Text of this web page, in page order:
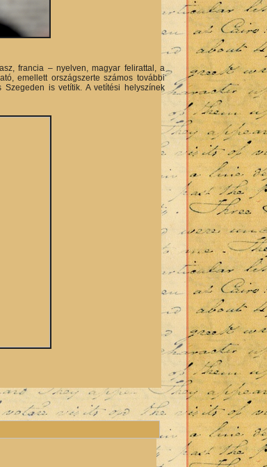
francia – nyelven, magyar felirattal, a
emellett országszerte számos további
Szegeden is vetítik. A vetítési helyszínek